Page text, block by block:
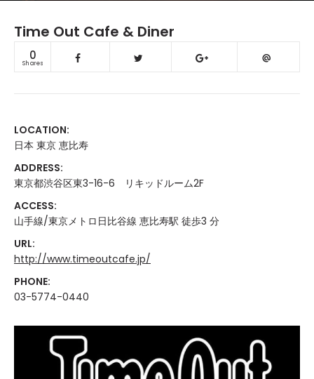
Time Out Cafe & Diner
0
Shares
LOCATION:
日本 東京 恵比寿
ADDRESS:
東京都渋谷区東3-16-6 リキッドルーム2F
ACCESS:
山手線/東京メトロ日比谷線 恵比寿駅 徒歩3 分
URL:
http://www.timeoutcafe.jp/
PHONE:
03-5774-0440